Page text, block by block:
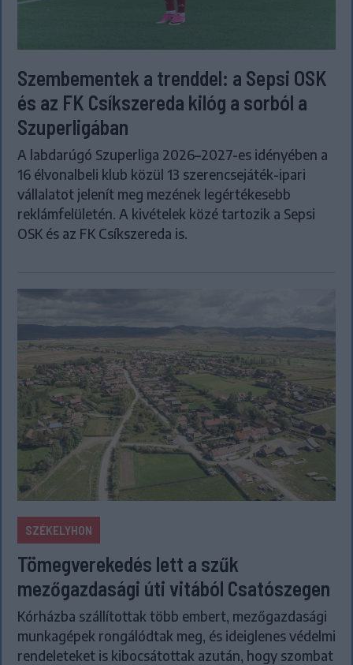
Szembementek a trenddel: a Sepsi OSK
és az FK Csíkszereda kilóg a sorból a
Szuperligában
A labdarúgó Szuperliga 2026–2027-es idényében a
16 élvonalbeli klub közül 13 szerencsejáték-ipari
vállalatot jelenít meg mezének legértékesebb
reklámfelületén. A kivételek közé tartozik a Sepsi
OSK és az FK Csíkszereda is.
SZÉKELYHON
Tömegverekedés lett a szűk
mezőgazdasági úti vitából Csatószegen
Kórházba szállítottak több embert, mezőgazdasági
munkagépek rongálódtak meg, és ideiglenes védelmi
rendeleteket is kibocsátottak azután, hogy szombat